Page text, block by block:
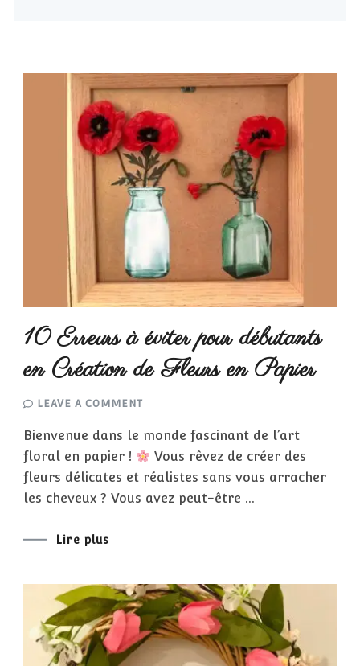
10 Erreurs à éviter pour débutants
en Création de Fleurs en Papier
LEAVE A COMMENT
À
ÉVITER
POUR
DÉBUTANTS
EN
CRÉATION
DE
Bienvenue dans le monde fascinant de l’art
floral en papier !
Vous rêvez de créer des
fleurs délicates et réalistes sans vous arracher
les cheveux ? Vous avez peut-être …
Lire plus